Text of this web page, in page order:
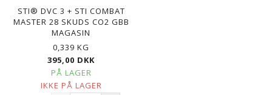
STI® DVC 3 + STI COMBAT
MASTER 28 SKUDS CO2 GBB
MAGASIN
0,339 KG
395,00 DKK
PÅ LAGER
IKKE PÅ LAGER